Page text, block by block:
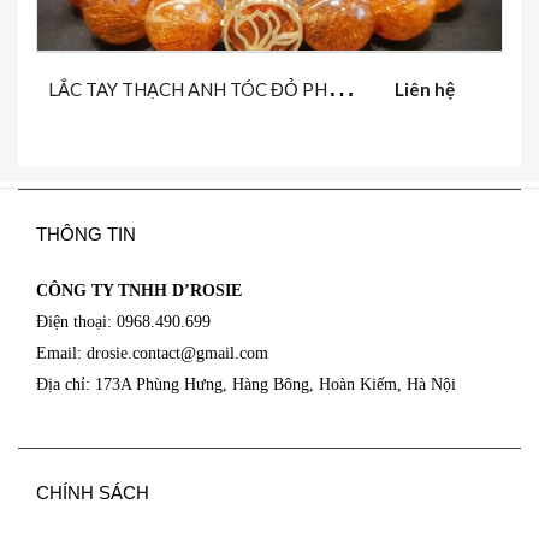
L
ẮC TAY THẠCH ANH TÓC ĐỎ PHỐI CÙNG CHARM HOA MỘC LAN Liên hệ
THÔNG TIN
CÔNG TY TNHH D’ROSIE
Điện thoại: 0968.490.699
Email: drosie.contact@gmail.com
Địa chỉ: 173A Phùng Hưng, Hàng Bông, Hoàn Kiếm, Hà Nội
CHÍNH SÁCH